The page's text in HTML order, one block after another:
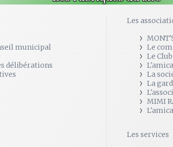
municipal
délibérations
Les
Le
Le
La
La
MIMI
Les services